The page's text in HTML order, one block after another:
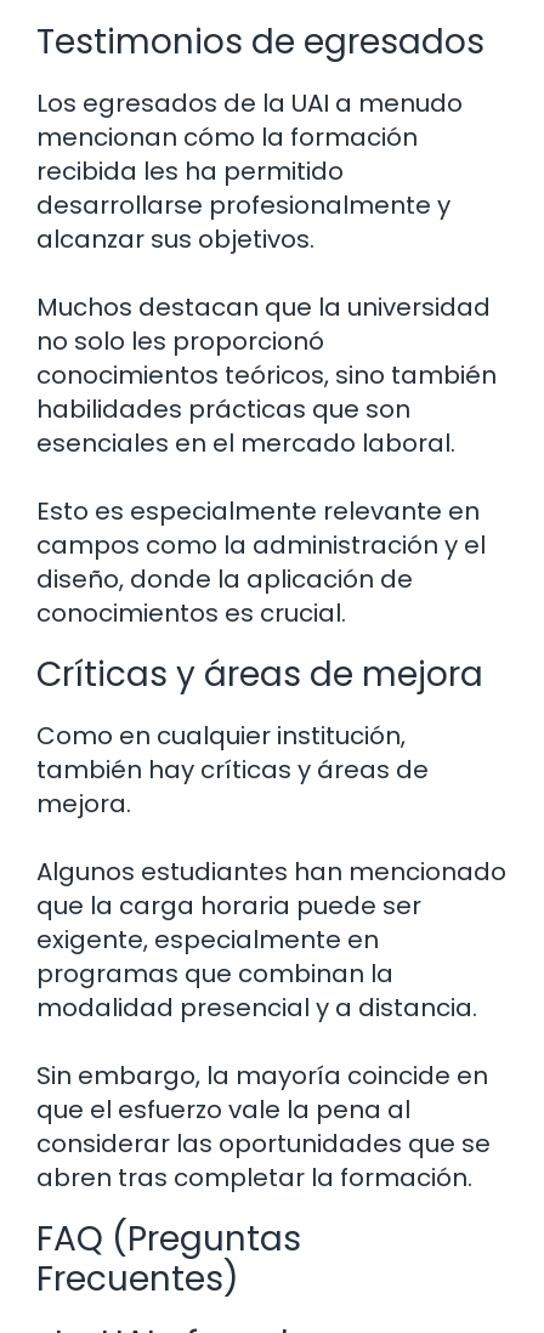
Testimonios de egresados
Los egresados de la UAI a menudo
mencionan cómo la formación
recibida les ha permitido
desarrollarse profesionalmente y
alcanzar sus objetivos.
Muchos destacan que la universidad
no solo les proporcionó
conocimientos teóricos, sino también
habilidades prácticas que son
esenciales en el mercado laboral.
Esto es especialmente relevante en
campos como la administración y el
diseño, donde la aplicación de
conocimientos es crucial.
Críticas y áreas de mejora
Como en cualquier institución,
también hay críticas y áreas de
mejora.
Algunos estudiantes han mencionado
que la carga horaria puede ser
exigente, especialmente en
programas que combinan la
modalidad presencial y a distancia.
Sin embargo, la mayoría coincide en
que el esfuerzo vale la pena al
considerar las oportunidades que se
abren tras completar la formación.
FAQ (Preguntas
Frecuentes)